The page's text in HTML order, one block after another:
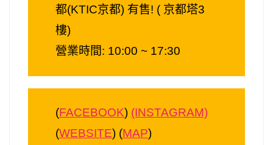
都(KTIC京都) 有售! ( 京都塔3
樓)
營業時間: 10:00 ~ 17:30
(FACEBOOK) (INSTAGRAM)
(WEBSITE) (MAP)